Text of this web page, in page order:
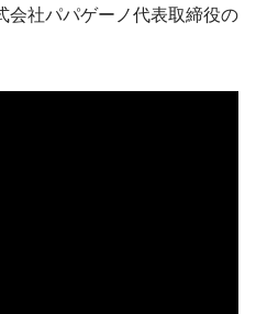
会社パパゲーノ代表取締役の